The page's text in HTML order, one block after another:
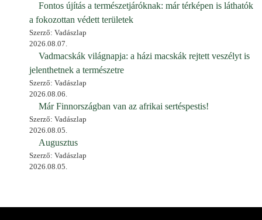
Fontos újítás a természetjáróknak: már térképen is láthatók
a fokozottan védett területek
Szerző: Vadászlap
2026.08.07.
Vadmacskák világnapja: a házi macskák rejtett veszélyt is
jelenthetnek a természetre
Szerző: Vadászlap
2026.08.06.
Már Finnországban van az afrikai sertéspestis!
Szerző: Vadászlap
2026.08.05.
Augusztus
Szerző: Vadászlap
2026.08.05.